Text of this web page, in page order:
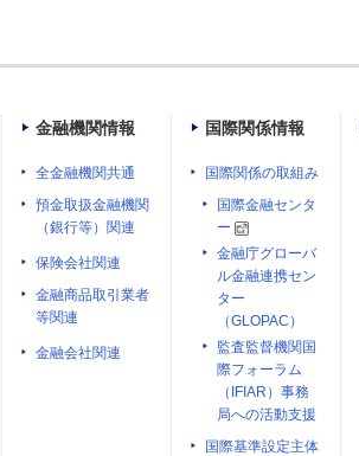
金融機関情報
全金融機関共通
預金取扱金融機関
（銀行等）関連
保険会社関連
金融商品取引業者
等関連
金融会社関連
国際関係情報
国際関係の取組み
国際金融センタ
ー
金融庁グローバ
ル金融連携セン
ター
（GLOPAC）
監査監督機関国
際フォーラム
（IFIAR）事務
局への活動支援
国際基準設定主体